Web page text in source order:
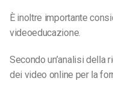
È inoltre importante
videoeducazione.
Secondo un’analisi della
dei video online per la